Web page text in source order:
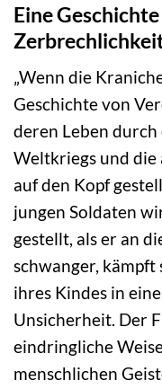
Eine
„Wenn die
Geschichte von
deren Leben
Weltkriegs und die
auf den Kopf
jungen Soldaten
gestellt, als er an
schwanger,
ihres Kindes in
Unsicherheit. Der
eindringliche
menschlichen